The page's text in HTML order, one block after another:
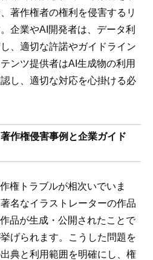
著作権者の権利を侵害するリ
企業やAI開発者は、データ利
、適切な許諾やガイドライン
ンツ提供者はAI生成物の利用
し、適切な対応を心掛ける必
作権侵害事例と企業ガイド
権トラブルが相次いでいま
名なイラストレーターの作品
品が生成・公開されたことで
げられます。こうした問題を
典と利用範囲を明確にし、権